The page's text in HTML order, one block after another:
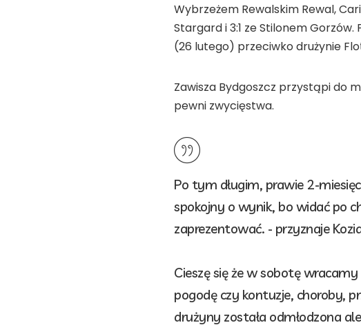
Wybrzeżem Rewalskim Rewal,
Stargard i 3:1 ze Stilonem
(26 lutego) przeciwko drużynie
Zawisza Bydgoszcz przystąpi do
pewni zwycięstwa.
Po tym długim, prawie 2-
spokojny o wynik, bo widać po
zaprezentować. - przyznaje
Cieszę się że w sobotę
pogodę czy kontuzje, choroby,
drużyny została odmłodzona